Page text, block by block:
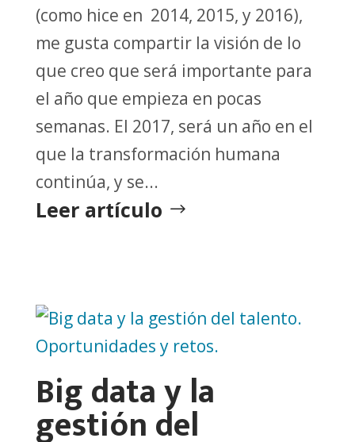
(como hice en 2014, 2015, y 2016),
me gusta compartir la visión de lo
que creo que será importante para
el año que empieza en pocas
semanas. El 2017, será un año en el
que la transformación humana
continúa, y se...
Leer artículo
Big data y la
gestión del